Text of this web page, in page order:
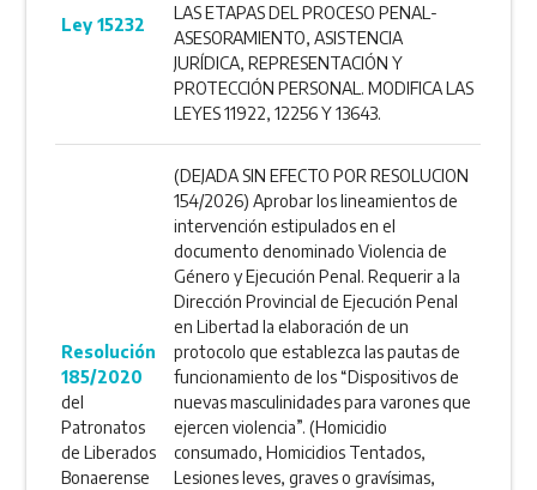
Ley 15232
LAS ETAPAS DEL PROCESO PENAL-
ASESORAMIENTO, ASISTENCIA
JURÍDICA, REPRESENTACIÓN Y
PROTECCIÓN PERSONAL. MODIFICA LAS
LEYES 11922, 12256 Y 13643.
Resolución
185/2020
del
Patronatos
de Liberados
Bonaerense
(DEJADA SIN EFECTO POR RESOLUCION
154/2026) Aprobar los lineamientos de
intervención estipulados en el
documento denominado Violencia de
Género y Ejecución Penal. Requerir a la
Dirección Provincial de Ejecución Penal
en Libertad la elaboración de un
protocolo que establezca las pautas de
funcionamiento de los “Dispositivos de
nuevas masculinidades para varones que
ejercen violencia”. (Homicidio
consumado, Homicidios Tentados,
Lesiones leves, graves o gravísimas,